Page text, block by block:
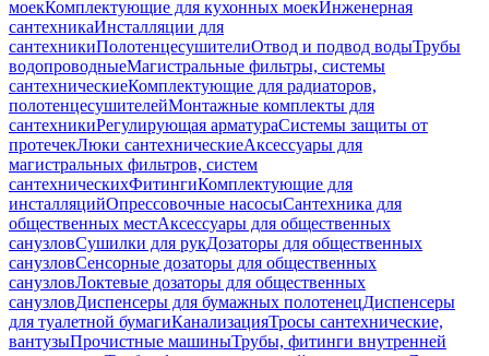
моекКомплектующие для кухонных моекИнженерная
сантехникаИнсталляции для
сантехникиПолотенцесушителиОтвод и подвод водыТрубы
водопроводныеМагистральные фильтры, системы
сантехническиеКомплектующие для радиаторов,
полотенцесушителейМонтажные комплекты для
сантехникиРегулирующая арматураСистемы защиты от
протечекЛюки сантехническиеАксессуары для
магистральных фильтров, систем
сантехническихФитингиКомплектующие для
инсталляцийОпрессовочные насосыСантехника для
общественных местАксессуары для общественных
санузловСушилки для рукДозаторы для общественных
санузловСенсорные дозаторы для общественных
санузловЛоктевые дозаторы для общественных
санузловДиспенсеры для бумажных полотенецДиспенсеры
для туалетной бумагиКанализацияТросы сантехнические,
вантузыПрочистные машиныТрубы, фитинги внутренней